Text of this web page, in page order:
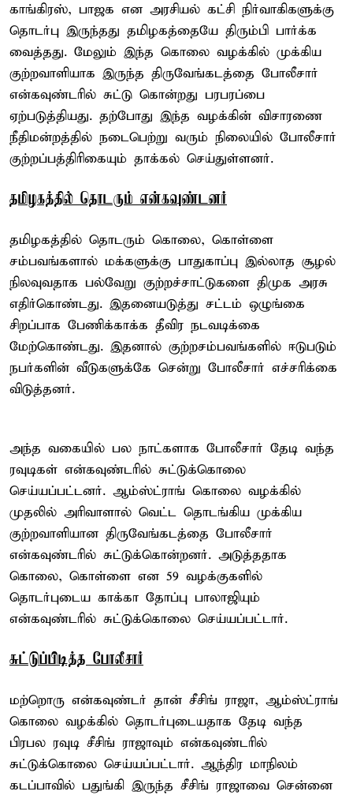
காங்கிரஸ், பாஜக என அரசியல் கட்சி நிர்வாகிகளுக்கு
தொடர்பு இருந்தது தமிழகத்தையே திரும்பி பார்க்க
வைத்தது. மேலும் இந்த கொலை வழக்கில் முக்கிய
குற்றவாளியாக இருந்த திருவேங்கடத்தை போலீசார்
என்கவுண்டரில் சுட்டு கொன்றது பரபரப்பை
ஏற்படுத்தியது. தற்போது இந்த வழக்கின் விசாரணை
நீதிமன்றத்தில் நடைபெற்று வரும் நிலையில் போலீசார்
குற்றப்பத்திரிகையும் தாக்கல் செய்துள்ளனர்.
தமிழகத்தில் தொடரும் என்கவுண்டனர்
தமிழகத்தில் தொடரும் கொலை, கொள்ளை
சம்பவங்களால் மக்களுக்கு பாதுகாப்பு இல்லாத சூழல்
நிலவுவதாக பல்வேறு குற்றச்சாட்டுகளை திமுக அரசு
எதிர்கொண்டது. இதனையடுத்து சட்டம் ஒழுங்கை
சிறப்பாக பேணிக்காக்க தீவிர நடவடிக்கை
மேற்கொண்டது. இதனால் குற்றசம்பவங்களில் ஈடுபடும்
நபர்களின் வீடுகளுக்கே சென்று போலீசார் எச்சரிக்கை
விடுத்தனர்.
அந்த வகையில் பல நாட்களாக போலீசார் தேடி வந்த
ரவுடிகள் என்கவுண்டரில் சுட்டுக்கொலை
செய்யப்பட்டனர். ஆம்ஸ்ட்ராங் கொலை வழக்கில்
முதலில் அரிவாளால் வெட்ட தொடங்கிய முக்கிய
குற்றவாளியான திருவேங்கடத்தை போலீசார்
என்கவுண்டரில் சுட்டுக்கொன்றனர். அடுத்ததாக
கொலை, கொள்ளை என 59 வழக்குகளில்
தொடர்புடைய காக்கா தோப்பு பாலாஜியும்
என்கவுண்டரில் சுட்டுக்கொலை செய்யப்பட்டார்.
சுட்டுப்பிடித்த போலீசார்
மற்றொரு என்கவுண்டர் தான் சீசிங் ராஜா, ஆம்ஸ்ட்ராங்
கொலை வழக்கில் தொடர்புடையதாக தேடி வந்த
பிரபல ரவுடி சீசிங் ராஜாவும் என்கவுண்டரில்
சுட்டுக்கொலை செய்யப்பட்டார். ஆந்திர மாநிலம்
கடப்பாவில் பதுங்கி இருந்த சீசிங் ராஜாவை சென்னை